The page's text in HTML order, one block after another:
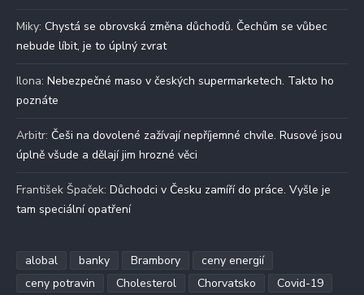
Miky: Chystá se obrovská změna důchodů. Čechům se vůbec
nebude líbit, je to úplný zvrat
Ilona: Nebezpečné maso v českých supermarketech. Takto ho
poznáte
Arbitr: Češi na dovolené zažívají nepříjemné chvíle. Rusové jsou
úplně všude a dělají jim hrozné věci
František Špaček: Důchodci v Česku zamíří do práce. Vyšle je
tam speciální opatření
alobal banky Brambory
ceny energií
ceny potravin
Cholesterol Chorvatsko
Covid-19